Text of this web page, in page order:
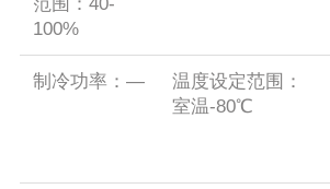
100%
制冷功率：—
温度设定范围：
室温-80℃